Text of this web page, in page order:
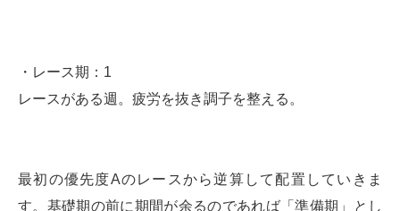
・レース期：1
レースがある週。疲労を抜き調子を整える。
最初の優先度Aのレースから逆算して配置していきま
す。基礎期の前に期間が余るのであれば「準備期」とし